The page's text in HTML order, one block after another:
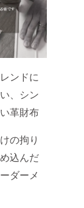
ンドに
、シン
革財布
の拘り
込んだ
ダーメ